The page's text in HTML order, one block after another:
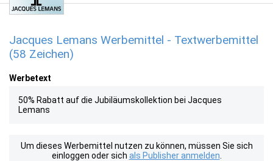
Jacques Lemans Werbemittel - Textwerbemittel
(58 Zeichen)
Werbetext
50% Rabatt auf die Jubiläumskollektion bei Jacques
Lemans
Um dieses Werbemittel nutzen zu können, müssen Sie sich
einloggen oder sich als Publisher anmelden